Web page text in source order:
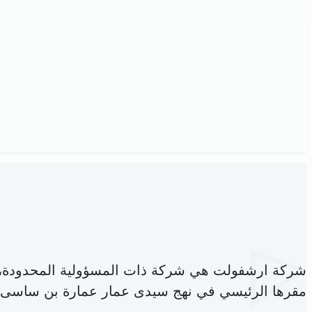
شركة ارشفولت هي شركة ذات المسؤولية
مقرها الرئيسي في نهج سيدى عمار عمارة بن ساسى مكتب